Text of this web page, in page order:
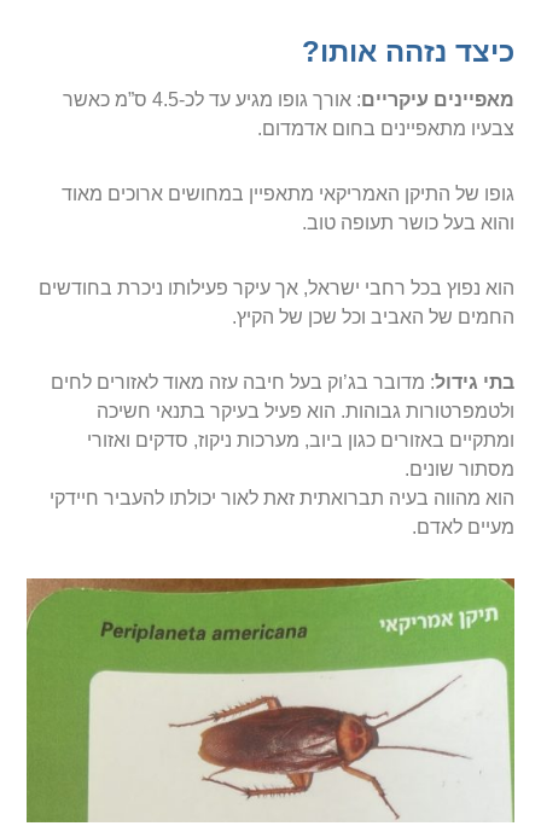
כיצד נזהה אותו?
מאפיינים עיקריים
: אורך גופו מגיע עד לכ-4.5 ס”מ כאשר
צבעיו מתאפיינים בחום אדמדום.
גופו של התיקן האמריקאי מתאפיין במחושים ארוכים מאוד
והוא בעל כושר תעופה טוב.
הוא נפוץ בכל רחבי ישראל, אך עיקר פעילותו ניכרת בחודשים
החמים של האביב וכל שכן של הקיץ.
בתי גידול: מדובר בג’וק בעל חיבה עזה מאוד לאזורים לחים
ולטמפרטורות גבוהות. הוא פעיל בעיקר בתנאי חשיכה
ומתקיים באזורים כגון ביוב, מערכות ניקוז, סדקים ואזורי
מסתור שונים.
הוא מהווה בעיה תברואתית זאת לאור יכולתו להעביר חיידקי
מעיים לאדם.